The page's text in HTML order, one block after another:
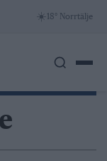
☀️ 18° Norrtälje